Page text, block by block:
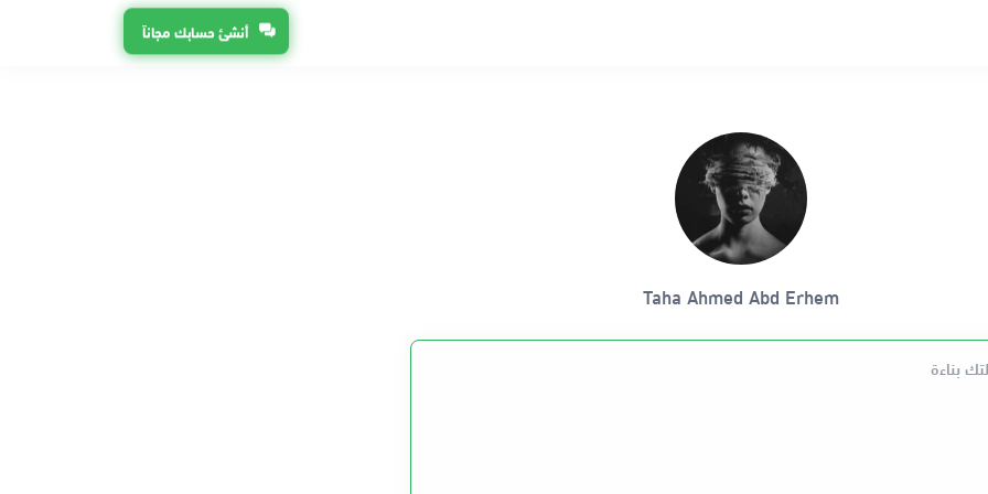
أنشئ حسابك مجاناً
Taha Ahmed Abd Erhem